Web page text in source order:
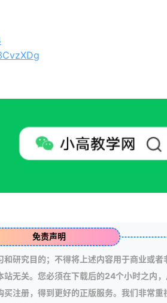
免责声明
研究目的；不得将上述内容用于商业或
无关。您必须在下载后的24个小时之内
注册，得到更好的正版服务。我们非常